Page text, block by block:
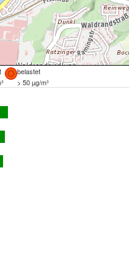
belastet
> 50 µg/m³